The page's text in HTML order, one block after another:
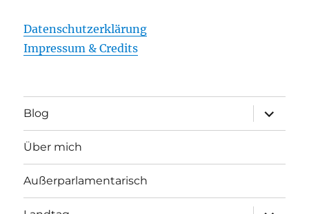
Datenschutzerklärung
Impressum & Credits
Blog
öffnen
Über mich
Außerparlamentarisch